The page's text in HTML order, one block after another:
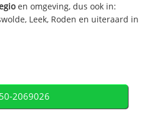
en omgeving, dus ook in:
Leek, Roden en uiteraard in
2069026